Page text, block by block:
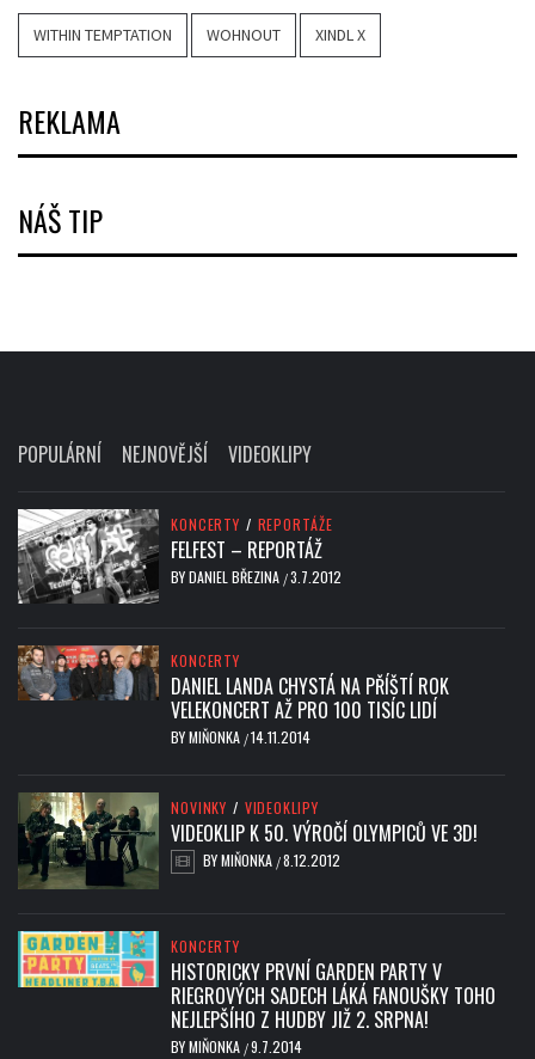
WITHIN TEMPTATION WOHNOUT XINDL X
REKLAMA
NÁŠ TIP
POPULÁRNÍ NEJNOVĚJŠÍ VIDEOKLIPY
KONCERTY / REPORTÁŽE
FELFEST – REPORTÁŽ
BYDANIEL BŘEZINA /3.7.2012
KONCERTY
DANIEL LANDA CHYSTÁ NA PŘÍŠTÍ ROK
VELEKONCERT AŽ PRO 100 TISÍC LIDÍ
BYMIŇONKA /14.11.2014
NOVINKY / VIDEOKLIPY
VIDEOKLIP K 50. VÝROČÍ OLYMPICŮ VE 3D!
BYMIŇONKA /8.12.2012
KONCERTY
HISTORICKY PRVNÍ GARDEN PARTY V
RIEGROVÝCH SADECH LÁKÁ FANOUŠKY TOHO
NEJLEPŠÍHO Z HUDBY JIŽ 2. SRPNA!
BYMIŇONKA /9.7.2014